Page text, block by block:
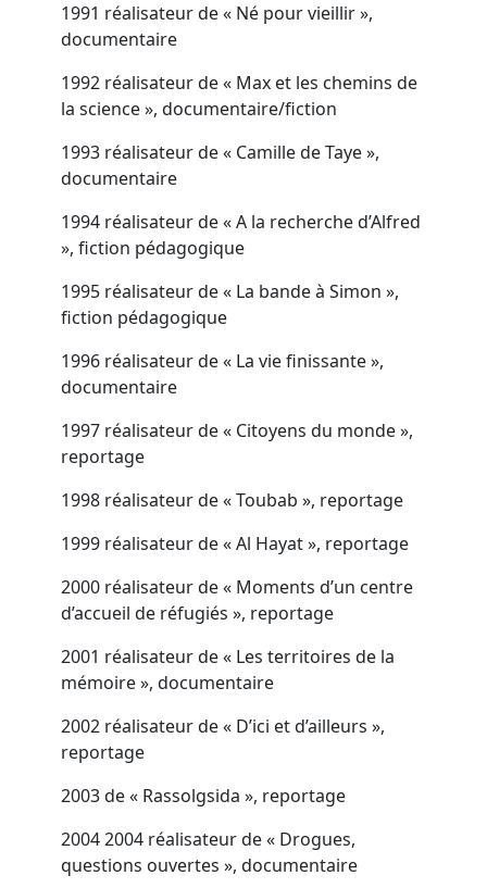
1991 réalisateur de « Né pour vieillir »,
documentaire
1992 réalisateur de « Max et les chemins de
la science », documentaire/fiction
1993 réalisateur de « Camille de Taye »,
documentaire
1994 réalisateur de « A la recherche d’Alfred
», fiction pédagogique
1995 réalisateur de « La bande à Simon »,
fiction pédagogique
1996 réalisateur de « La vie finissante »,
documentaire
1997 réalisateur de « Citoyens du monde »,
reportage
1998 réalisateur de « Toubab », reportage
1999 réalisateur de « Al Hayat », reportage
2000 réalisateur de « Moments d’un centre
d’accueil de réfugiés », reportage
2001 réalisateur de « Les territoires de la
mémoire », documentaire
2002 réalisateur de « D’ici et d’ailleurs »,
reportage
2003 de « Rassolgsida », reportage
2004 2004 réalisateur de « Drogues,
questions ouvertes », documentaire